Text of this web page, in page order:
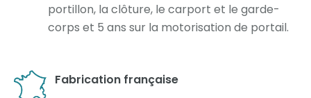
portillon, la clôture, le carport et le garde-
corps et 5 ans sur la motorisation de portail.
Fabrication française